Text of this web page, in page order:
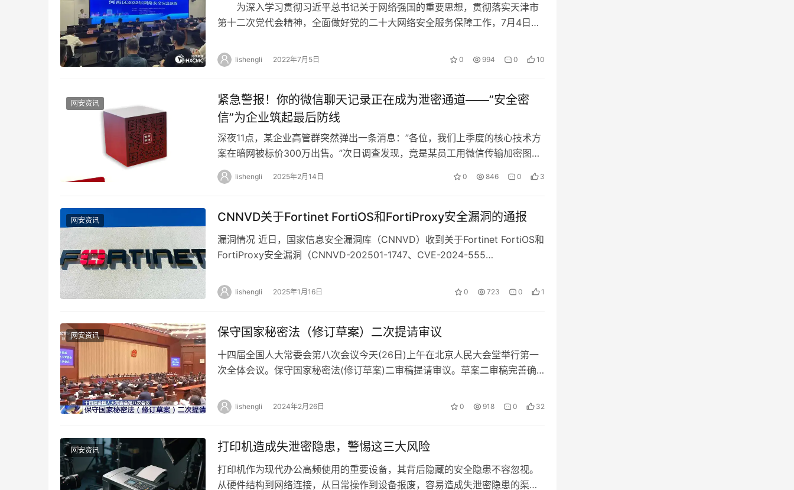
为深入学习贯彻习近平总书记关于网络强国的重要思想，贯彻落实天津市
第十二次党代会精神，全面做好党的二十大网络安全服务保障工作，7月4日下
lishengli 2022年7月5日 0 994 0 10
网安资讯
紧急警报！你的微信聊天记录正在成为泄密通道——”安全密
信”为企业筑起最后防线
深夜11点，某企业高管群突然弹出一条消息：”各位，我们上季度的核心技术方
案在暗网被标价300万出售。”次日调查发现，竟是某员工用微信传输加密图纸
时被黑客截获…
lishengli 2025年2月14日 0 846 0 3
网安资讯 CNNVD关于Fortinet FortiOS和FortiProxy安全漏洞的通报
漏洞情况 近日，国家信息安全漏洞库（CNNVD）收到关于Fortinet FortiOS和
FortiProxy安全漏洞（CNNVD-202501-1747、CVE-2024-555…
lishengli 2025年1月16日 0 723 0 1
网安资讯 保守国家秘密法（修订草案）二次提请审议
十四届全国人大常委会第八次会议今天(26日)上午在北京人民大会堂举行第一
次全体会议。保守国家秘密法(修订草案)二审稿提请审议。草案二审稿完善确
lishengli 2024年2月26日 0 918 0 32
网安资讯 打印机造成失泄密隐患，警惕这三大风险
打印机作为现代办公高频使用的重要设备，其背后隐藏的安全隐患不容忽视。
从硬件结构到网络连接，从日常操作到设备报废，容易造成失泄密隐患的渠道